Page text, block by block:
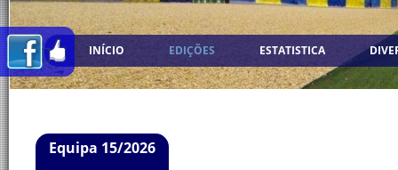
INÍCIO EDIÇÕES ESTATISTICA
Equipa 15/2026